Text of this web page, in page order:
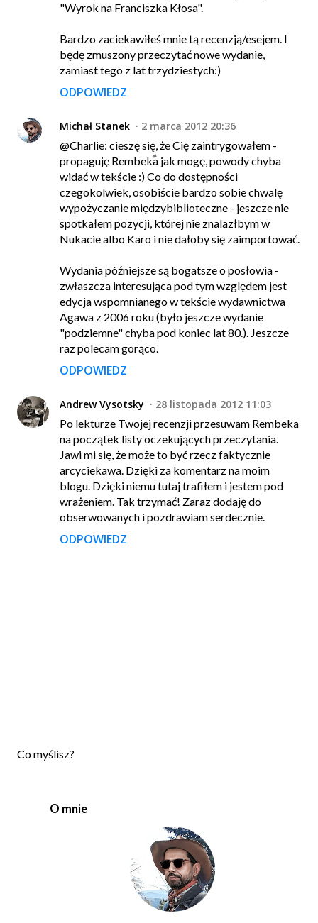
"Wyrok na Franciszka Kłosa".
Bardzo zaciekawiłeś mnie tą recenzją/esejem. I
będę zmuszony przeczytać nowe wydanie,
zamiast tego z lat trzydziestych:)
ODPOWIEDZ
Michał Stanek
2 marca 2012 20:36
@Charlie: cieszę się, że Cię zaintrygowałem -
propaguję Rembeka jak mogę, powody chyba
widać w tekście :) Co do dostępności
czegokolwiek, osobiście bardzo sobie chwalę
wypożyczanie międzybiblioteczne - jeszcze nie
spotkałem pozycji, której nie znalazłbym w
Nukacie albo Karo i nie dałoby się zaimportować.
Wydania późniejsze są bogatsze o posłowia -
zwłaszcza interesująca pod tym względem jest
edycja wspomnianego w tekście wydawnictwa
Agawa z 2006 roku (było jeszcze wydanie
"podziemne" chyba pod koniec lat 80.). Jeszcze
raz polecam gorąco.
ODPOWIEDZ
Andrew Vysotsky
28 listopada 2012 11:03
Po lekturze Twojej recenzji przesuwam Rembeka
na początek listy oczekujących przeczytania.
Jawi mi się, że może to być rzecz faktycznie
arcyciekawa. Dzięki za komentarz na moim
blogu. Dzięki niemu tutaj trafiłem i jestem pod
wrażeniem. Tak trzymać! Zaraz dodaję do
obserwowanych i pozdrawiam serdecznie.
ODPOWIEDZ
P
Co myślisz?
O mnie